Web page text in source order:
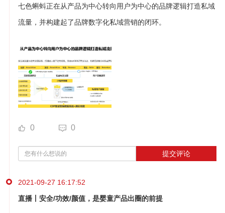
七色蝌蚪正在从产品为中心转向用户为中心的品牌逻辑打造私域
流量，并构建起了品牌数字化私域营销的闭环。
0 0
提交评论
2021-09-27 16:17:52
直播丨安全/功效/颜值，是婴童产品出圈的前提